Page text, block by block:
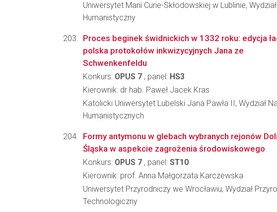
Uniwersytet Marii Curie-Skłodowskiej w Lublinie, Wydział
Humanistyczny
Proces beginek świdnickich w 1332 roku: edycja
polska protokołów inkwizycyjnych Jana ze
Schwenkenfeldu
Konkurs: OPUS 7 , panel: HS3
Kierownik: dr hab. Paweł Jacek Kras
Katolicki Uniwersytet Lubelski Jana Pawła II, Wydział
Humanistycznych
Formy antymonu w glebach wybranych rejonów
Śląska w aspekcie zagrożenia środowiskowego
Konkurs: OPUS 7 , panel: ST10
Kierownik: prof. Anna Małgorzata Karczewska
Uniwersytet Przyrodniczy we Wrocławiu, Wydział
Technologiczny